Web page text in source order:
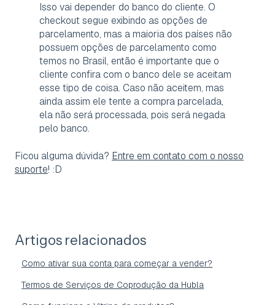
Isso vai depender do banco do cliente. O
checkout segue exibindo as opções de
parcelamento, mas a maioria dos países não
possuem opções de parcelamento como
temos no Brasil, então é importante que o
cliente confira com o banco dele se aceitam
esse tipo de coisa. Caso não aceitem, mas
ainda assim ele tente a compra parcelada,
ela não será processada, pois será negada
pelo banco.
Ficou alguma dúvida? Entre em contato com o nosso
suporte! :D
Artigos relacionados
Como ativar sua conta para começar a vender?
Termos de Serviços de Coprodução da Hubla